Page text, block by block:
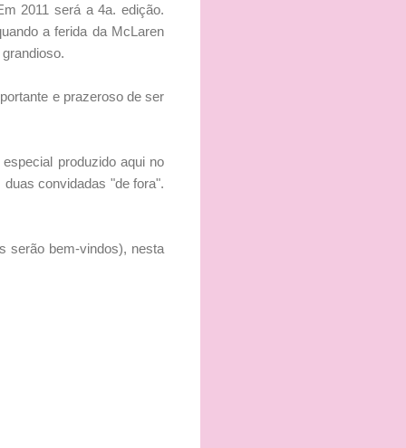
2011 será a 4a. edição.
a ferida da McLaren
e prazeroso de ser
produzido aqui no
convidadas "de fora".
serão bem-vindos), nesta